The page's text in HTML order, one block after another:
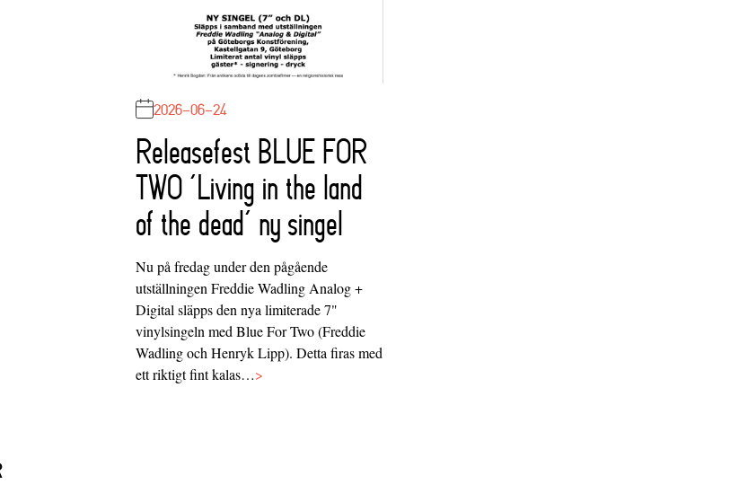
2026-06-24
Releasefest BLUE FOR
TWO ‘Living in the land
of the dead’ ny singel
Nu på fredag under den pågående
utställningen Freddie Wadling Analog +
Digital släpps den nya limiterade 7"
vinylsingeln med Blue For Two (Freddie
Wadling och Henryk Lipp). Detta firas med
ett riktigt fint kalas…>